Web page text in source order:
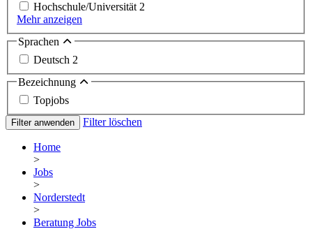
Hochschule/Universität2
Mehr anzeigen
Sprachen
Deutsch 2
Bezeichnung
Topjobs
Filter anwenden Filter löschen
Home
>
Jobs
>
Norderstedt
>
Beratung Jobs